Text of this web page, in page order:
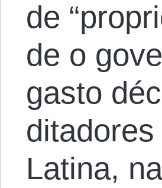
de
de o
gasto
Latina,